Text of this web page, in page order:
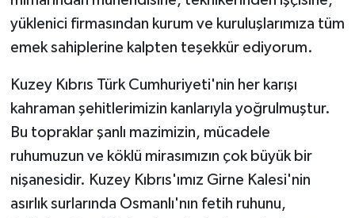
yüklenici firmasından kurum ve kuruluşlarımıza tüm
emek sahiplerine kalpten teşekkür ediyorum.
Kuzey Kıbrıs Türk Cumhuriyeti'nin her karışı
kahraman şehitlerimizin kanlarıyla yoğrulmuştur.
Bu topraklar şanlı mazimizin, mücadele
ruhumuzun ve köklü mirasımızın çok büyük bir
nişanesidir. Kuzey Kıbrıs'ımız Girne Kalesi'nin
asırlık surlarında Osmanlı'nın fetih ruhunu,